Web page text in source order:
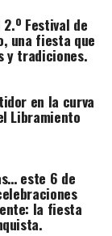
Festival de
una fiesta que
y tradiciones.
en la curva
Libramiento
este 6 de
la fiesta